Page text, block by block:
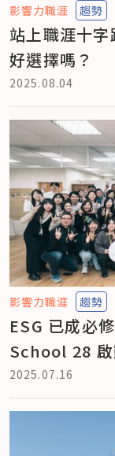
影響力職涯 趨勢
站上職涯十
好選擇嗎？
2025.08.04
影響力職涯 趨勢
ESG 已成必
School 28 啟
2025.07.16